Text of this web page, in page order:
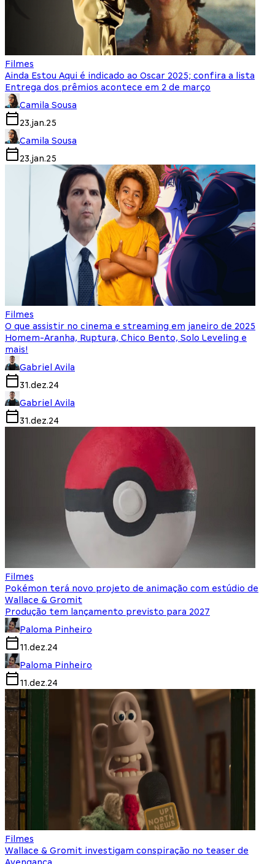
Filmes
Ainda Estou Aqui é indicado ao Oscar 2025; confira a lista
Entrega dos prêmios acontece em 2 de março
Camila Sousa
23.jan.25
Camila Sousa
23.jan.25
Filmes
O que assistir no cinema e streaming em janeiro de 2025
Homem-Aranha, Ruptura, Chico Bento, Solo Leveling e
mais!
Gabriel Avila
31.dez.24
Gabriel Avila
31.dez.24
Filmes
Pokémon terá novo projeto de animação com estúdio de
Wallace & Gromit
Produção tem lançamento previsto para 2027
Paloma Pinheiro
11.dez.24
Paloma Pinheiro
11.dez.24
Filmes
Wallace & Gromit investigam conspiração no teaser de